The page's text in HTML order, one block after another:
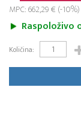
MPC: 662,29 € (-10%)
Raspoloživo
Količina: